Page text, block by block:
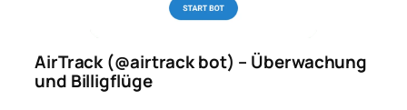
AirTrack (@airtrack bot) – Überwachung
und Billigflüge